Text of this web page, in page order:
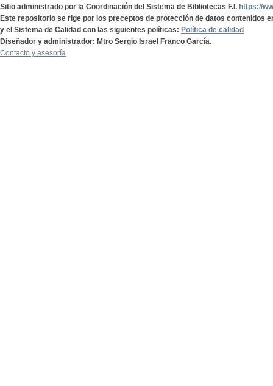
Sitio administrado por la Coordinación del Sistema de Bibliotecas F.I. https://
Este repositorio se rige por los preceptos de protección de datos contenidos
y el Sistema de Calidad con las siguientes políticas: Política de calidad
Diseñador y administrador: Mtro Sergio Israel Franco García.
Contacto y asesoría